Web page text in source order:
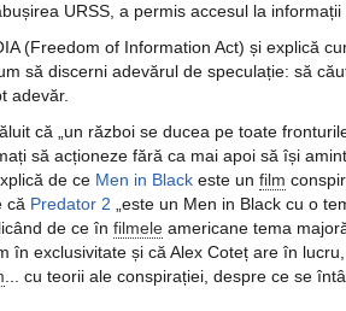
URSS, a permis accesul la informații
(Freedom of Information Act) și explică
să discerni adevărul de speculație: să
adevăr.
că „un război se ducea pe toate
să acționeze fără ca mai apoi să își
de ce Men in Black este un film
că Predator 2 „este un Men in Black cu o
de ce în filmele americane tema
în exclusivitate și că Alex Coteț are în
... cu teorii ale conspirației, despre ce se